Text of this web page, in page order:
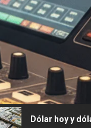
y dólar blue, EN